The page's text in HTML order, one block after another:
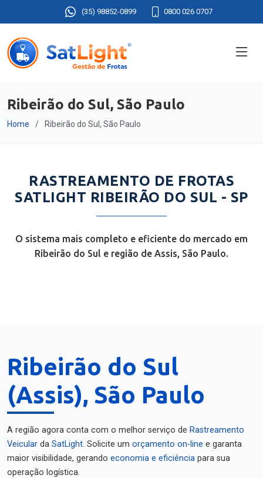
(35) 98852-0899 0800 026 0707
Ribeirão do Sul, São Paulo
Home Ribeirão do Sul, São Paulo
RASTREAMENTO DE FROTAS
SATLIGHT RIBEIRÃO DO SUL - SP
O sistema mais completo e eficiente do mercado em
Ribeirão do Sul e região de Assis, São Paulo.
Ribeirão do Sul
(Assis), São Paulo
A região agora conta com o melhor serviço de Rastreamento
Veicular da SatLight. Solicite um orçamento on-line e garanta
maior visibilidade, gerando economia e eficiência para sua
operação logística.